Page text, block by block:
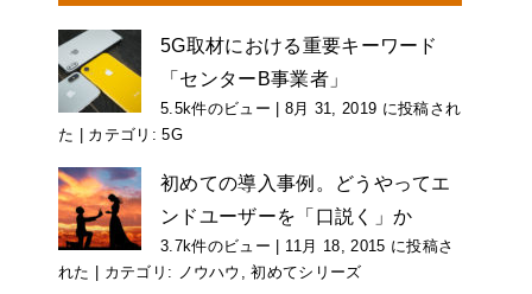
5G取材における重要キーワード
「センターB事業者」
5.5k件のビュー
8月 31, 2019 に投稿され
た
カテゴリ:5G
初めての導入事例。どうやってエ
ンドユーザーを「口説く」か
3.7k件のビュー
11月 18, 2015 に投稿さ
れた
カテゴリ: ノウハウ ,初めてシリーズ